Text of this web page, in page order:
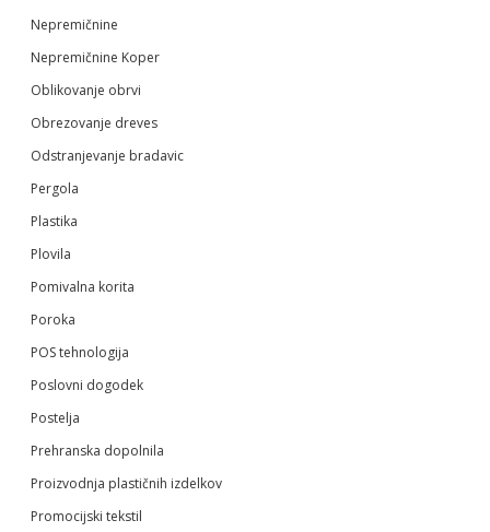
Nepremičnine
Nepremičnine Koper
Oblikovanje obrvi
Obrezovanje dreves
Odstranjevanje bradavic
Pergola
Plastika
Plovila
Pomivalna korita
Poroka
POS tehnologija
Poslovni dogodek
Postelja
Prehranska dopolnila
Proizvodnja plastičnih izdelkov
Promocijski tekstil